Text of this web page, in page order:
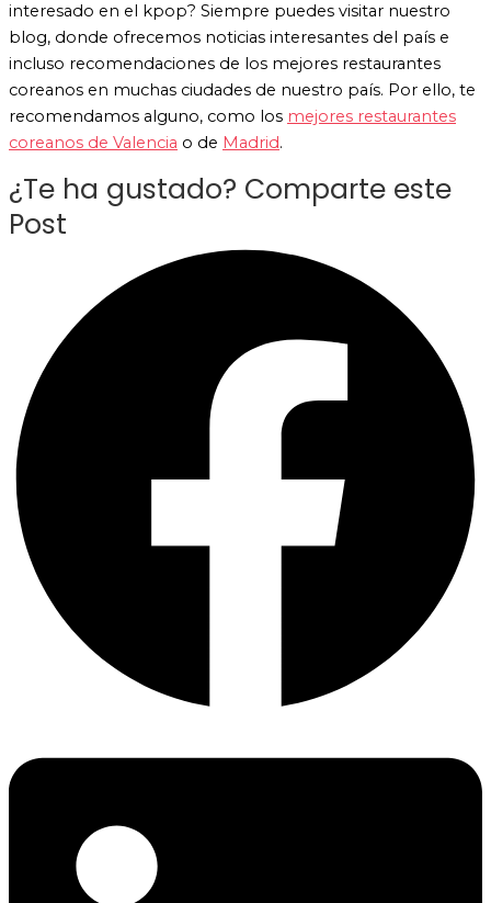
interesado en el kpop? Siempre puedes visitar nuestro
blog, donde ofrecemos noticias interesantes del país e
incluso recomendaciones de los mejores restaurantes
coreanos en muchas ciudades de nuestro país. Por ello, te
recomendamos alguno, como los mejores restaurantes
coreanos de Valencia o de Madrid.
¿Te ha gustado? Comparte este
Post